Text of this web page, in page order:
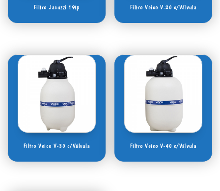
Filtro Jacuzzi 19tp Filtro Veico V-20 c/Válvula
Filtro Veico V-30 c/Válvula Filtro Veico V-40 c/Válvula